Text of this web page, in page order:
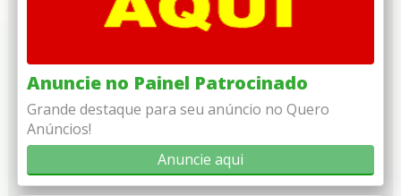
Anuncie no Painel Patrocinado
Grande destaque para seu anúncio no Quero
Anúncios!
Anuncie aqui